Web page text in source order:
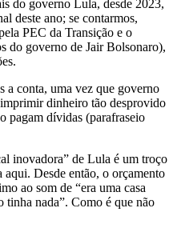
do governo Lula, desde 2023,
deste ano; se contarmos,
PEC da Transição e o
do governo de Jair Bolsonaro),
a conta, uma vez que governo
dinheiro tão desprovido
pagam dívidas (parafraseio
inovadora” de Lula é um troço
Desde então, o orçamento
ao som de “era uma casa
tinha nada”. Como é que não